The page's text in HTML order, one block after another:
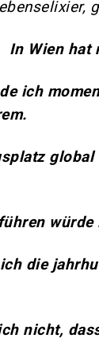
In Wien hat
ich
global
die
nicht,